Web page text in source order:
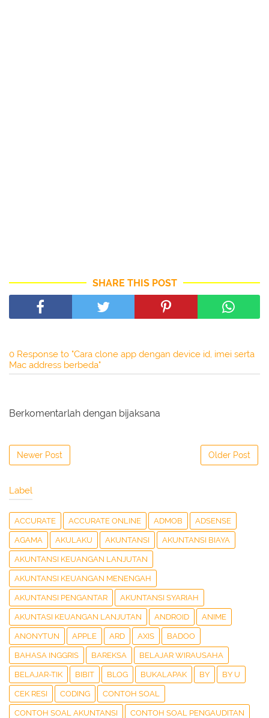
SHARE THIS POST
0 Response to "Cara clone app dengan device id, imei serta
Mac address berbeda"
Berkomentarlah dengan bijaksana
Newer Post Older Post
Label
ACCURATE ACCURATE ONLINE ADMOB ADSENSE
AGAMA AKULAKU AKUNTANSI AKUNTANSI BIAYA
AKUNTANSI KEUANGAN LANJUTAN
AKUNTANSI KEUANGAN MENENGAH
AKUNTANSI PENGANTAR AKUNTANSI SYARIAH
AKUNTASI KEUANGAN LANJUTAN ANDROID ANIME
ANONYTUN APPLE ARD AXIS BADOO
BAHASA INGGRIS BAREKSA BELAJAR WIRAUSAHA
BELAJAR-TIK BIBIT BLOG BUKALAPAK BY BY U
CEK RESI CODING CONTOH SOAL
CONTOH SOAL AKUNTANSI CONTOH SOAL PENGAUDITAN